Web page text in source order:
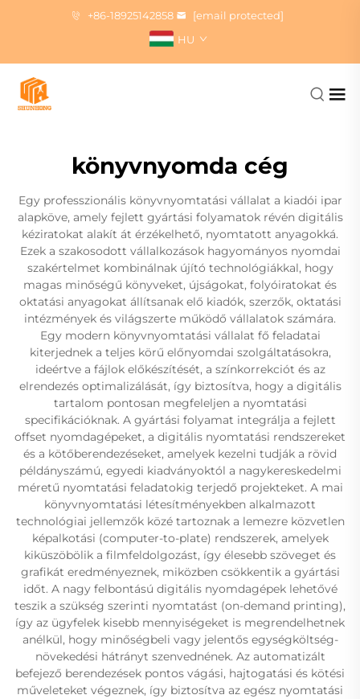
+86-18925142858
[email protected]
HU
könyvnyomda cég
Egy professzionális könyvnyomtatási vállalat a kiadói ipar
alapköve, amely fejlett gyártási folyamatok révén digitális
kéziratokat alakít át érzékelhető, nyomtatott anyagokká.
Ezek a szakosodott vállalkozások hagyományos nyomdai
szakértelmet kombinálnak újító technológiákkal, hogy
magas minőségű könyveket, újságokat, folyóiratokat és
oktatási anyagokat állítsanak elő kiadók, szerzők, oktatási
intézmények és világszerte működő vállalatok számára.
Egy modern könyvnyomtatási vállalat fő feladatai
kiterjednek a teljes körű előnyomdai szolgáltatásokra,
ideértve a fájlok előkészítését, a színkorrekciót és az
elrendezés optimalizálását, így biztosítva, hogy a digitális
tartalom pontosan megfeleljen a nyomtatási
specifikációknak. A gyártási folyamat integrálja a fejlett
offset nyomdagépeket, a digitális nyomtatási rendszereket
és a kötőberendezéseket, amelyek kezelni tudják a rövid
példányszámú, egyedi kiadványoktól a nagykereskedelmi
méretű nyomtatási feladatokig terjedő projekteket. A mai
könyvnyomtatási létesítményekben alkalmazott
technológiai jellemzők közé tartoznak a lemezre közvetlen
képalkotási (computer-to-plate) rendszerek, amelyek
kiküszöbölik a filmfeldolgozást, így élesebb szöveget és
grafikát eredményeznek, miközben csökkentik a gyártási
időt. A nagy felbontású digitális nyomdagépek lehetővé
teszik a szükség szerinti nyomtatást (on-demand printing),
így az ügyfelek kisebb mennyiségeket is megrendelhetnek
anélkül, hogy minőségbeli vagy jelentős egységköltség-
növekedési hátrányt szenvednének. Az automatizált
befejező berendezések pontos vágási, hajtogatási és kötési
műveleteket végeznek, így biztosítva az egész nyomtatási